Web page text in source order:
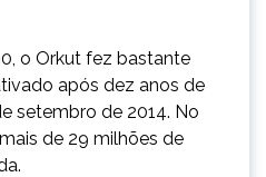
o Orkut fez bastante
após dez anos de
setembro de 2014. No
de 29 milhões de